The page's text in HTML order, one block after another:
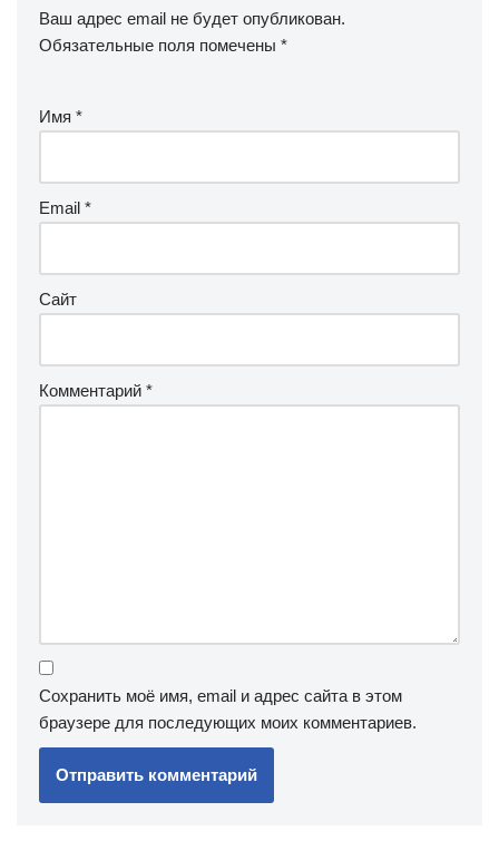
Ваш адрес email не будет опубликован.
Обязательные поля помечены *
Имя *
Email *
Сайт
Комментарий *
Сохранить моё имя, email и адрес сайта в этом
браузере для последующих моих комментариев.